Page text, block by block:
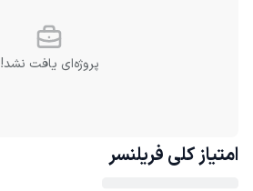
پروژه‌ای یافت نشد!
امتیاز کلی فریلنسر